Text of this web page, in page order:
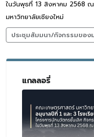
ในวันพุธที่ 13 สิงหาคม 2568
มหาวิทยาลัยเชียงใหม่
ประชุมสัมมนา/กิจกรรมของ
แกลลอรี่